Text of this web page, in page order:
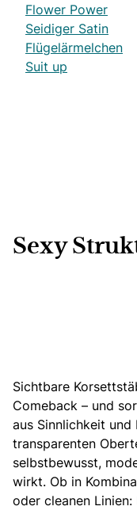
Flower Power
Seidiger Satin
Flügelärmelchen
Suit up
Sexy
Sichtbare
Comeback – und
aus Sinnlichkeit und
transparenten
selbstbewusst,
wirkt. Ob in
oder cleanen Linien: